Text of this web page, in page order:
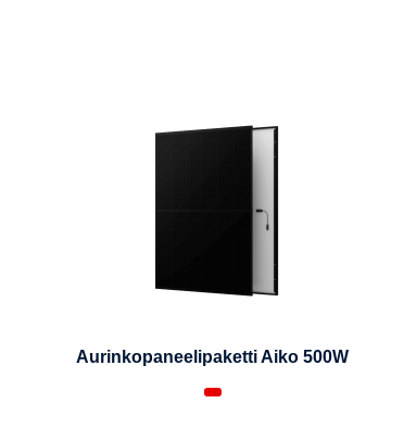
Aurinkopaneelipaketti Aiko 500W